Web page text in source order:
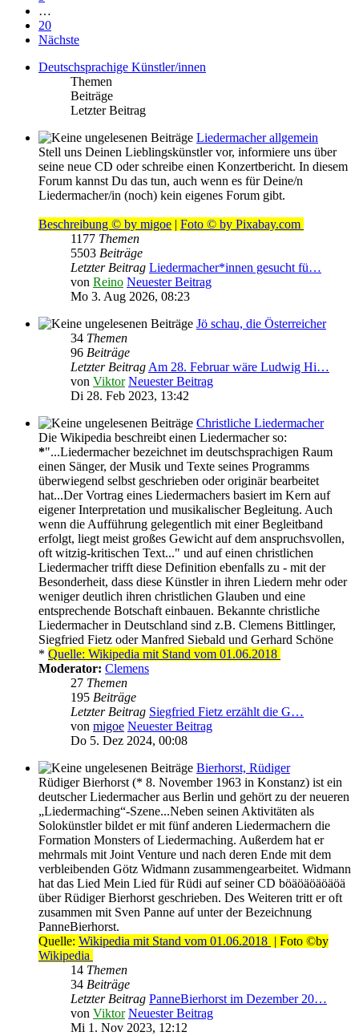
…
20
Nächste
Deutschsprachige Künstler/innen
Themen
Beiträge
Letzter Beitrag
Liedermacher allgemein
Stell uns Deinen Lieblingskünstler vor, informiere uns über
seine neue CD oder schreibe einen Konzertbericht. In diesem
Forum kannst Du das tun, auch wenn es für Deine/n
Liedermacher/in (noch) kein eigenes Forum gibt.
Beschreibung © by migoe | Foto © by Pixabay.com
1177 Themen
5503 Beiträge
Letzter Beitrag Liedermacher*innen gesucht fü…
von Reino Neuester Beitrag
Mo 3. Aug 2026, 08:23
Jö schau, die Österreicher
34 Themen
96 Beiträge
Letzter Beitrag Am 28. Februar wäre Ludwig Hi…
von Viktor Neuester Beitrag
Di 28. Feb 2023, 13:42
Christliche Liedermacher
Die Wikipedia beschreibt einen Liedermacher so:
*"...Liedermacher bezeichnet im deutschsprachigen Raum
einen Sänger, der Musik und Texte seines Programms
überwiegend selbst geschrieben oder originär bearbeitet
hat...Der Vortrag eines Liedermachers basiert im Kern auf
eigener Interpretation und musikalischer Begleitung. Auch
wenn die Aufführung gelegentlich mit einer Begleitband
erfolgt, liegt meist großes Gewicht auf dem anspruchsvollen,
oft witzig-kritischen Text..." und auf einen christlichen
Liedermacher trifft diese Definition ebenfalls zu - mit der
Besonderheit, dass diese Künstler in ihren Liedern mehr oder
weniger deutlich ihren christlichen Glauben und eine
entsprechende Botschaft einbauen. Bekannte christliche
Liedermacher in Deutschland sind z.B. Clemens Bittlinger,
Siegfried Fietz oder Manfred Siebald und Gerhard Schöne
* Quelle: Wikipedia mit Stand vom 01.06.2018
Moderator: Clemens
27 Themen
195 Beiträge
Letzter Beitrag Siegfried Fietz erzählt die G…
von migoe Neuester Beitrag
Do 5. Dez 2024, 00:08
Bierhorst, Rüdiger
Rüdiger Bierhorst (* 8. November 1963 in Konstanz) ist ein
deutscher Liedermacher aus Berlin und gehört zu der neueren
„Liedermaching“-Szene...Neben seinen Aktivitäten als
Solokünstler bildet er mit fünf anderen Liedermachern die
Formation Monsters of Liedermaching. Außerdem hat er
mehrmals mit Joint Venture und nach deren Ende mit dem
verbleibenden Götz Widmann zusammengearbeitet. Widmann
hat das Lied Mein Lied für Rüdi auf seiner CD böäöäöäöäöä
über Rüdiger Bierhorst geschrieben. Des Weiteren tritt er oft
zusammen mit Sven Panne auf unter der Bezeichnung
PanneBierhorst.
Quelle: Wikipedia mit Stand vom 01.06.2018 | Foto ©by
Wikipedia
14 Themen
34 Beiträge
Letzter Beitrag PanneBierhorst im Dezember 20…
von Viktor Neuester Beitrag
Mi 1. Nov 2023, 12:12